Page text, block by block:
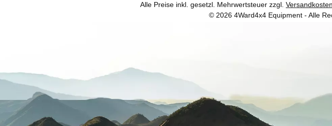
Alle Preise inkl. gesetzl. Mehrwertsteuer zzgl. Versandkosten
© 2026 4Ward4x4 Equipment - Alle